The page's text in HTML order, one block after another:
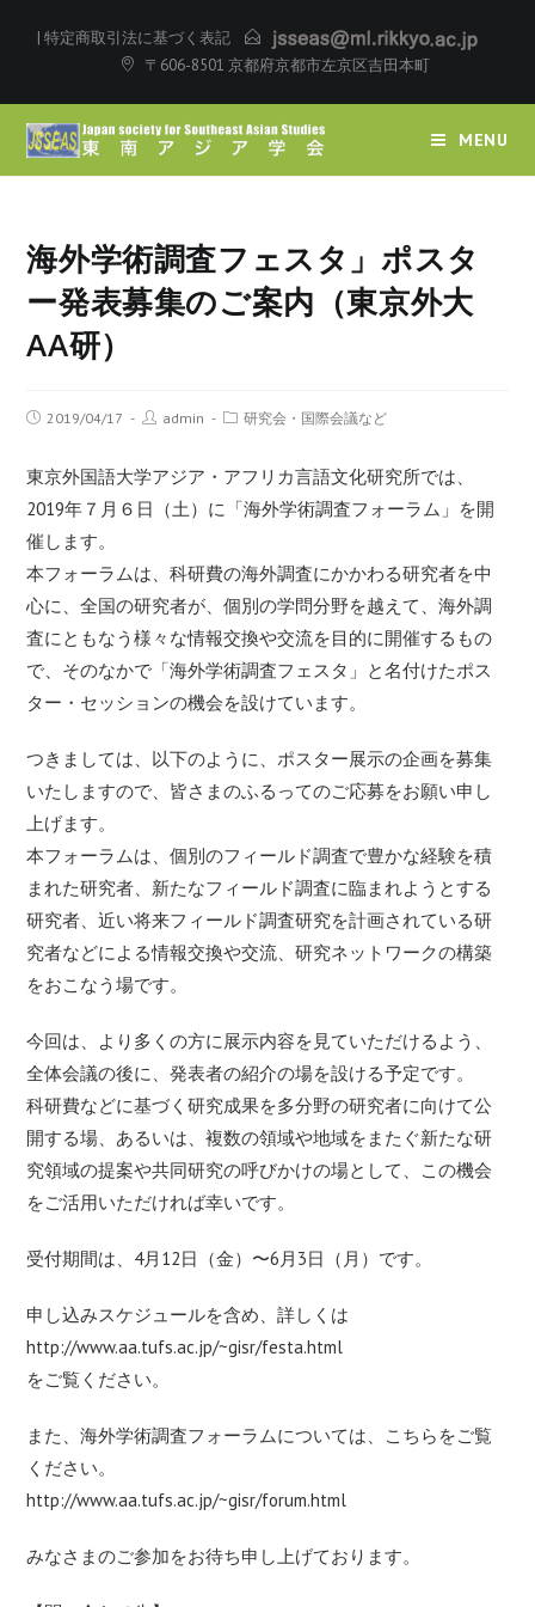
| 特定商取引法に基づく表記
〒606-8501 京都府京都市左京区吉田本町
MENU
海外学術調査フェスタ」ポスタ
ー発表募集のご案内（東京外大
AA研）
2019/04/17 admin 研究会・国際会議など
東京外国語大学アジア・アフリカ言語文化研究所では、
2019年７月６日（土）に「海外学術調査フォーラム」を開
催します。
本フォーラムは、科研費の海外調査にかかわる研究者を中
心に、全国の研究者が、個別の学問分野を越えて、海外調
査にともなう様々な情報交換や交流を目的に開催するもの
で、そのなかで「海外学術調査フェスタ」と名付けたポス
ター・セッションの機会を設けています。
つきましては、以下のように、ポスター展示の企画を募集
いたしますので、皆さまのふるってのご応募をお願い申し
上げます。
本フォーラムは、個別のフィールド調査で豊かな経験を積
まれた研究者、新たなフィールド調査に臨まれようとする
研究者、近い将来フィールド調査研究を計画されている研
究者などによる情報交換や交流、研究ネットワークの構築
をおこなう場です。
今回は、より多くの方に展示内容を見ていただけるよう、
全体会議の後に、発表者の紹介の場を設ける予定です。
科研費などに基づく研究成果を多分野の研究者に向けて公
開する場、あるいは、複数の領域や地域をまたぐ新たな研
究領域の提案や共同研究の呼びかけの場として、この機会
をご活用いただければ幸いです。
受付期間は、4月12日（金）〜6月3日（月）です。
申し込みスケジュールを含め、詳しくは
http://www.aa.tufs.ac.jp/~gisr/festa.html
をご覧ください。
また、海外学術調査フォーラムについては、こちらをご覧
ください。
http://www.aa.tufs.ac.jp/~gisr/forum.html
みなさまのご参加をお待ち申し上げております。